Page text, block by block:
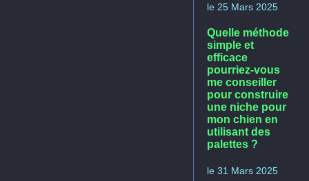
le 25 Mars 2025
Quelle méthode
simple et
efficace
pourriez-vous
me conseiller
pour construire
une niche pour
mon chien en
utilisant des
palettes ?
le 31 Mars 2025